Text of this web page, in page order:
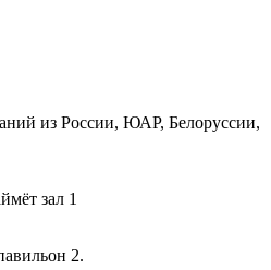
из России, ЮАР, Белоруссии,
зал 1
2.